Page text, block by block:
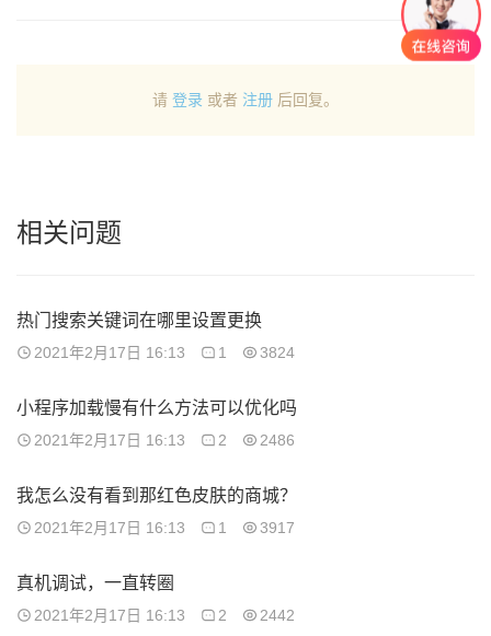
请 登录 或者 注册 后回复。
相关问题
热门搜索关键词在哪里设置更换
2021年2月17日 16:13 1 3824
小程序加载慢有什么方法可以优化吗
2021年2月17日 16:13 2 2486
我怎么没有看到那红色皮肤的商城？
2021年2月17日 16:13 1 3917
真机调试，一直转圈
2021年2月17日 16:13 2 2442